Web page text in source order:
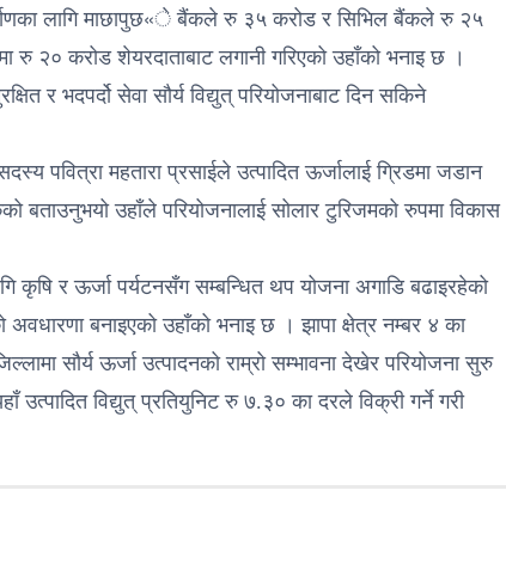
लागि माछापुछ«े बैंकले रु ३५ करोड र सिभिल बैंकले रु २५
रु २० करोड शेयरदाताबाट लगानी गरिएको उहाँको भनाइ छ ।
र भदपर्दो सेवा सौर्य विद्युत् परियोजनाबाट दिन सकिने
पवित्रा महतारा प्रसाईले उत्पादित ऊर्जालाई ग्रिडमा जडान
बताउनुभयो उहाँले परियोजनालाई सोलार टुरिजमको रुपमा विकास
कृषि र ऊर्जा पर्यटनसँग सम्बन्धित थप योजना अगाडि बढाइरहेको
बनाइएको उहाँको भनाइ छ । झापा क्षेत्र नम्बर ४ का
सौर्य ऊर्जा उत्पादनको राम्रो सम्भावना देखेर परियोजना सुरु
उत्पादित विद्युत् प्रतियुनिट रु ७.३० का दरले विक्री गर्ने गरी